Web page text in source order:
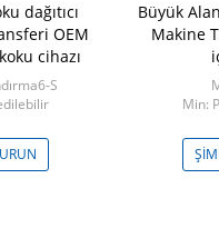
dağıtıcı
OEM
cihazı
S
Büyük
Makine
Min: